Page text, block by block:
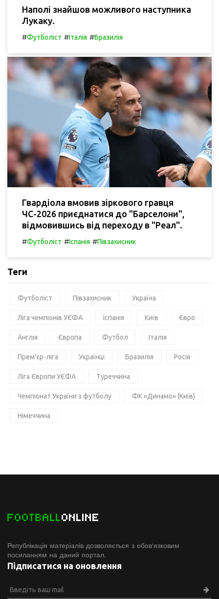
Наполі знайшов можливого наступника
Лукаку.
#Футболіст #Італія #Бразилія
Гвардіола вмовив зіркового гравця
ЧС-2026 приєднатися до "Барселони",
відмовившись від переходу в "Реал".
#Футболіст #Іспанія #Півзахисник
Теги
Футболіст Півзахисник Україна
Ліга чемпіонів УЄФА Іспанія Київ Євро
Англія Європа Футбол Італія
Прем'єр-ліга Українці Бразилія Росія
Ліга Європи УЄФА Туреччина
Чемпіонат України з футболу ФК «Динамо» (Київ)
Німеччина
FOOTBALLONLINE
Републікація матеріалів дозволяється з обов'язковим
посиланням на даний портал.
Підписатися на оновлення